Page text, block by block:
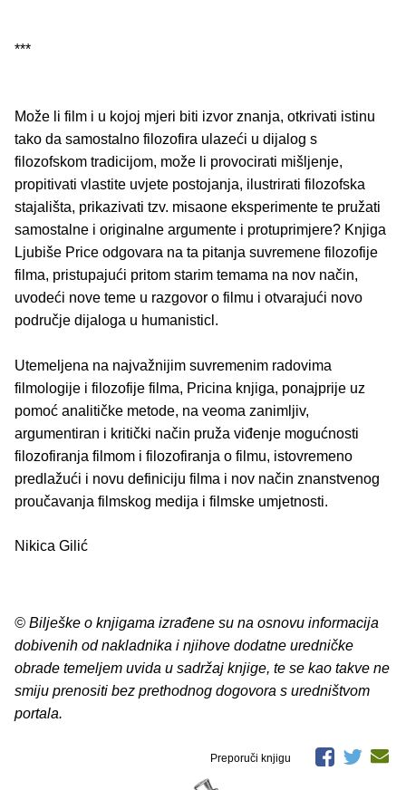
***
Može li film i u kojoj mjeri biti izvor znanja, otkrivati istinu
tako da samostalno filozofira ulazeći u dijalog s
filozofskom tradicijom, može li provocirati mišljenje,
propitivati vlastite uvjete postojanja, ilustrirati filozofska
stajališta, prikazivati tzv. misaone eksperimente te pružati
samostalne i originalne argumente i protuprimjere? Knjiga
Ljubiše Price odgovara na ta pitanja suvremene filozofije
filma, pristupajući pritom starim temama na nov način,
uvodeći nove teme u razgovor o filmu i otvarajući novo
područje dijaloga u humanisticl.
Utemeljena na najvažnijim suvremenim radovima
filmologije i filozofije filma, Pricina knjiga, ponajprije uz
pomoć analitičke metode, na veoma zanimljiv,
argumentiran i kritički način pruža viđenje mogućnosti
filozofiranja filmom i filozofiranja o filmu, istovremeno
predlažući i novu definiciju filma i nov način znanstvenog
proučavanja filmskog medija i filmske umjetnosti.
Nikica Gilić
© Bilješke o knjigama izrađene su na osnovu informacija
dobivenih od nakladnika i njihove dodatne uredničke
obrade temeljem uvida u sadržaj knjige, te se kao takve ne
smiju prenositi bez prethodnog dogovora s uredništvom
portala.
Preporuči knjigu